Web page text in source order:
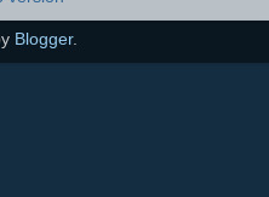
Blogger.